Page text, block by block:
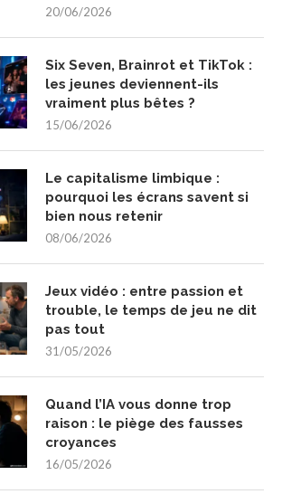
20/06/2026
Six Seven, Brainrot et TikTok :
les jeunes deviennent-ils
vraiment plus bêtes ?
15/06/2026
Le capitalisme limbique :
pourquoi les écrans savent si
bien nous retenir
08/06/2026
Jeux vidéo : entre passion et
trouble, le temps de jeu ne dit
pas tout
31/05/2026
Quand l’IA vous donne trop
raison : le piège des fausses
croyances
16/05/2026